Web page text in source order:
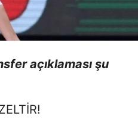
açıklaması şu